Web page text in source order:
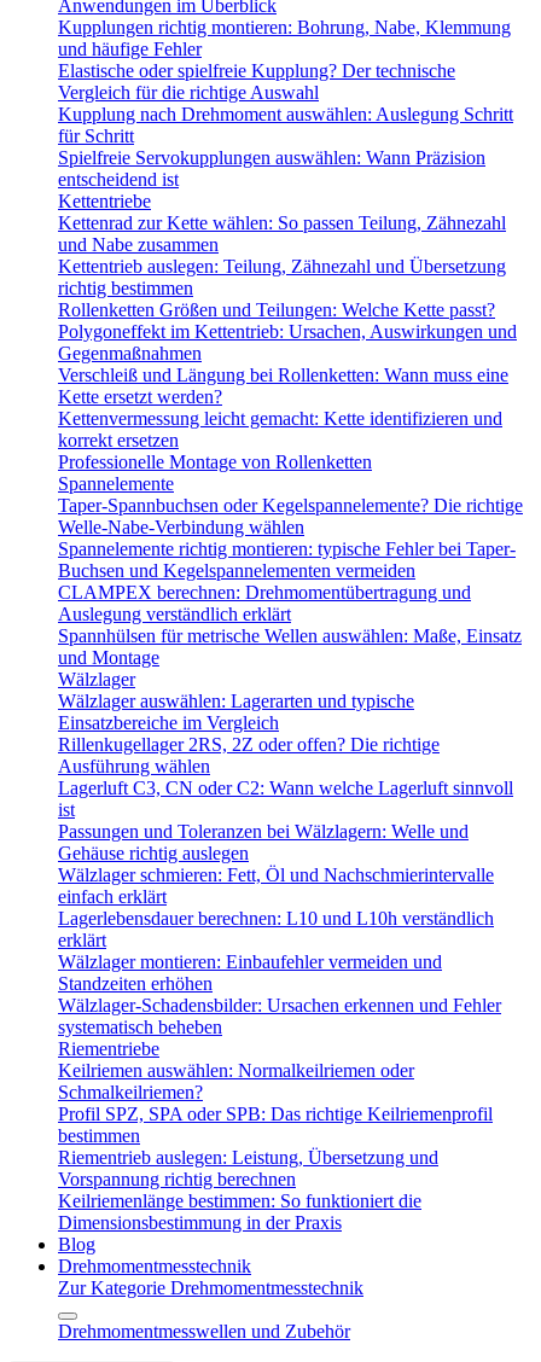
Anwendungen im Überblick
Kupplungen richtig montieren: Bohrung, Nabe, Klemmung
und häufige Fehler
Elastische oder spielfreie Kupplung? Der technische
Vergleich für die richtige Auswahl
Kupplung nach Drehmoment auswählen: Auslegung Schritt
für Schritt
Spielfreie Servokupplungen auswählen: Wann Präzision
entscheidend ist
Kettentriebe
Kettenrad zur Kette wählen: So passen Teilung, Zähnezahl
und Nabe zusammen
Kettentrieb auslegen: Teilung, Zähnezahl und Übersetzung
richtig bestimmen
Rollenketten Größen und Teilungen: Welche Kette passt?
Polygoneffekt im Kettentrieb: Ursachen, Auswirkungen und
Gegenmaßnahmen
Verschleiß und Längung bei Rollenketten: Wann muss eine
Kette ersetzt werden?
Kettenvermessung leicht gemacht: Kette identifizieren und
korrekt ersetzen
Professionelle Montage von Rollenketten
Spannelemente
Taper-Spannbuchsen oder Kegelspannelemente? Die richtige
Welle-Nabe-Verbindung wählen
Spannelemente richtig montieren: typische Fehler bei Taper-
Buchsen und Kegelspannelementen vermeiden
CLAMPEX berechnen: Drehmomentübertragung und
Auslegung verständlich erklärt
Spannhülsen für metrische Wellen auswählen: Maße, Einsatz
und Montage
Wälzlager
Wälzlager auswählen: Lagerarten und typische
Einsatzbereiche im Vergleich
Rillenkugellager 2RS, 2Z oder offen? Die richtige
Ausführung wählen
Lagerluft C3, CN oder C2: Wann welche Lagerluft sinnvoll
ist
Passungen und Toleranzen bei Wälzlagern: Welle und
Gehäuse richtig auslegen
Wälzlager schmieren: Fett, Öl und Nachschmierintervalle
einfach erklärt
Lagerlebensdauer berechnen: L10 und L10h verständlich
erklärt
Wälzlager montieren: Einbaufehler vermeiden und
Standzeiten erhöhen
Wälzlager-Schadensbilder: Ursachen erkennen und Fehler
systematisch beheben
Riementriebe
Keilriemen auswählen: Normalkeilriemen oder
Schmalkeilriemen?
Profil SPZ, SPA oder SPB: Das richtige Keilriemenprofil
bestimmen
Riementrieb auslegen: Leistung, Übersetzung und
Vorspannung richtig berechnen
Keilriemenlänge bestimmen: So funktioniert die
Dimensionsbestimmung in der Praxis
Blog
Drehmomentmesstechnik
Zur Kategorie Drehmomentmesstechnik
Drehmomentmesswellen und Zubehör